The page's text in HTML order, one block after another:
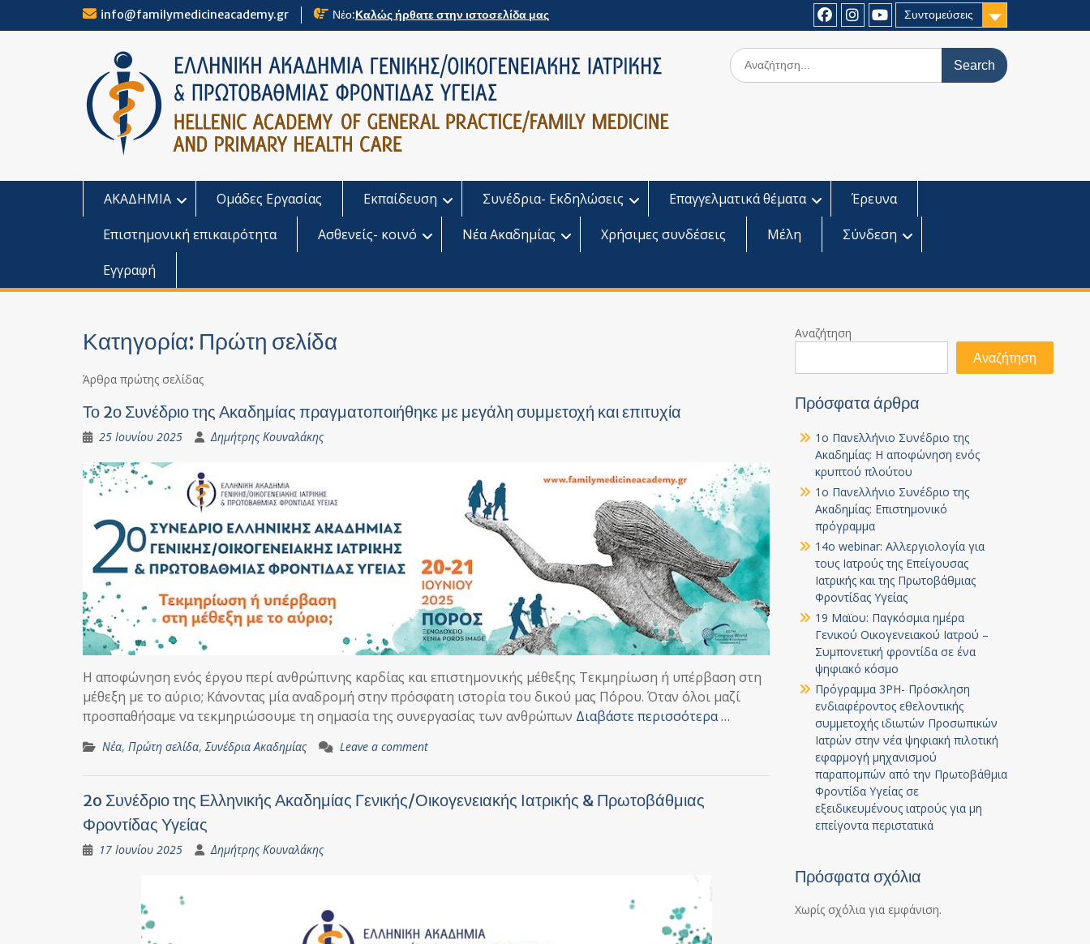
info@familymedicineacademy.gr Νέο:Καλώς ήρθατε στην ιστοσελίδα μας
Συντομεύσεις
FacebookInstagram
Youtube
Search
for:
ΑΚΑΔΗΜΙΑ Ομάδες Εργασίας Εκπαίδευση Συνέδρια- Εκδηλώσεις Επαγγελματικά θέματα
Έρευνα
Επιστημονική επικαιρότητα
Ασθενείς- κοινό Νέα Ακαδημίας Χρήσιμες συνδέσεις Μέλη
Σύνδεση
Εγγραφή
Κατηγορία: Πρώτη σελίδα
Άρθρα πρώτης σελίδας
Το 2ο Συνέδριο της Ακαδημίας πραγματοποιήθηκε με μεγάλη συμμετοχή και επιτυχία
25 Ιουνίου 2025 Δημήτρης Κουναλάκης
Η αποφώνηση ενός έργου περί ανθρώπινης καρδίας και επιστημονικής μέθεξης Τεκμηρίωση ή υπέρβαση στη
μέθεξη με το αύριο; Κάνοντας μία αναδρομή στην πρόσφατη ιστορία του δικού μας Πόρου. Όταν όλοι μαζί
προσπαθήσαμε να τεκμηριώσουμε τη σημασία της συνεργασίας των ανθρώπων Διαβάστε περισσότερα …
Νέα, Πρώτη σελίδα,Συνέδρια Ακαδημίας Leave a comment
2o Συνέδριο της Ελληνικής Ακαδημίας Γενικής/Οικογενειακής Ιατρικής & Πρωτοβάθμιας
Φροντίδας Υγείας
17 Ιουνίου 2025 Δημήτρης Κουναλάκης
Αναζήτηση
Αναζήτηση
Πρόσφατα άρθρα
1ο Πανελλήνιο Συνέδριο της
Ακαδημίας: Η αποφώνηση ενός
κρυπτού πλούτου
1ο Πανελλήνιο Συνέδριο της
Ακαδημίας: Επιστημονικό
πρόγραμμα
14ο webinar: Αλλεργιολογία για
τους Ιατρούς της Επείγουσας
Ιατρικής και της Πρωτοβάθμιας
Φροντίδας Υγείας
19 Μαϊου: Παγκόσμια ημέρα
Γενικού Οικογενειακού Ιατρού –
Συμπονετική φροντίδα σε ένα
ψηφιακό κόσμο
Πρόγραμμα 3PH- Πρόσκληση
ενδιαφέροντος εθελοντικής
συμμετοχής ιδιωτών Προσωπικών
Ιατρών στην νέα ψηφιακή πιλοτική
εφαρμογή μηχανισμού
παραπομπών από την Πρωτοβάθμια
Φροντίδα Υγείας σε
εξειδικευμένους ιατρούς για μη
επείγοντα περιστατικά
Πρόσφατα σχόλια
Χωρίς σχόλια για εμφάνιση.